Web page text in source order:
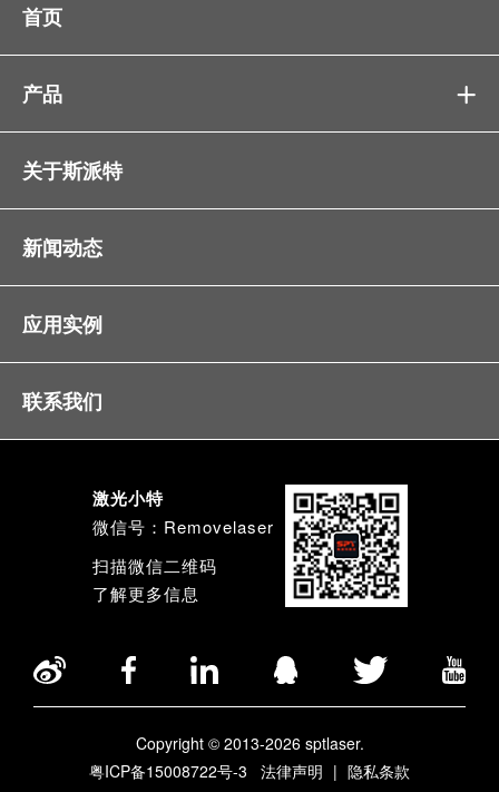
首页
产品 
关于斯派特
新闻动态
应用实例
联系我们
激光小特
微信号：Removelaser
扫描微信二维码
了解更多信息
Copyright © 2013-2026 sptlaser.
粤ICP备15008722号-3
法律声明 | 隐私条款